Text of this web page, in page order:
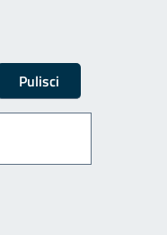
Pulisci